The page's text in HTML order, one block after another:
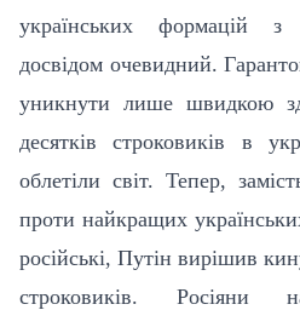
українських формацій з
досвідом очевидний.
уникнути лише швидкою
десятків строковиків в
облетіли світ. Тепер,
проти найкращих
російські, Путін вирішив
строковиків. Росіяни